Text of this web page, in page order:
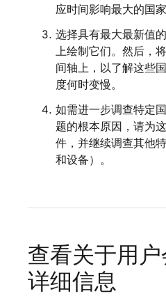
应时间影响最大的国家
选择具有最大最新值
上绘制它们。然后，
间轴上，以了解这些
度何时变慢。
如需进一步调查特定
题的根本原因，请为
件，并继续调查其他
和设备）。
查看关于用
详细信息